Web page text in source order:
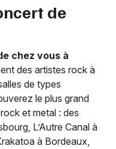
de
chez vous à
des artistes rock à
de types
le plus grand
et metal : des
L’Autre Canal à
à Bordeaux,